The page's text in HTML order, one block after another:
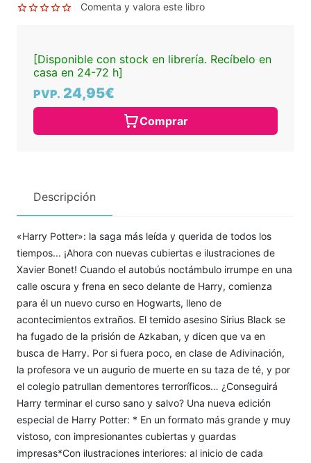
Comenta y valora este libro
[Disponible con stock en librería. Recíbelo en
casa en 24-72 h]
PVP. 24,95€
Comprar
Descripción
«Harry Potter»: la saga más leída y querida de todos los
tiempos... ¡Ahora con nuevas cubiertas e ilustraciones de
Xavier Bonet! Cuando el autobús noctámbulo irrumpe en una
calle oscura y frena en seco delante de Harry, comienza
para él un nuevo curso en Hogwarts, lleno de
acontecimientos extraños. El temido asesino Sirius Black se
ha fugado de la prisión de Azkaban, y dicen que va en
busca de Harry. Por si fuera poco, en clase de Adivinación,
la profesora ve un augurio de muerte en su taza de té, y por
el colegio patrullan dementores terroríficos… ¿Conseguirá
Harry terminar el curso sano y salvo? Una nueva edición
especial de Harry Potter: * En un formato más grande y muy
vistoso, con impresionantes cubiertas y guardas
impresas*Con ilustraciones interiores: al inicio de cada